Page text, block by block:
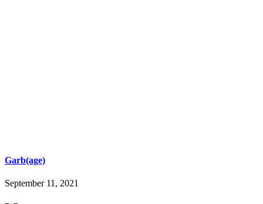
Garb(age)
September 11, 2021